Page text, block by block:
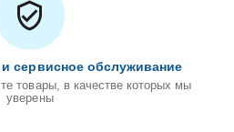
и сервисное обслуживание
товары, в качестве которых мы
уверены